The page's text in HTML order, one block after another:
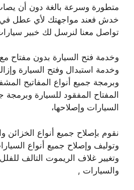
متطورة وسرعة بالغة دون أن
خدش فعند مواجهتك لأي عطل في
تواصل معنا لنرسل لك خبير
وخدمة فتح السيارة بدون مفتاح
وخدمة استبدال وفتح السيارة
وبرمجة جميع أنواع المفاتيح
المفتاح المفقود للسيارة وبرمجة
السيارات وإصلاحها،
نقوم بإصلاح جميع أنواع الخزائن
وتوليف وإصلاح جميع أنواع
وتغيير غلاف الريموت التالف
والسيارات ,